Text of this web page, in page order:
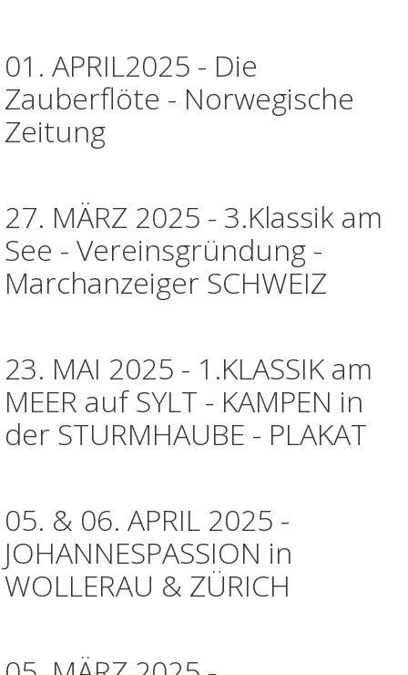
01. APRIL2025 - Die
Zauberflöte - Norwegische
Zeitung
27. MÄRZ 2025 - 3.Klassik am
See - Vereinsgründung -
Marchanzeiger SCHWEIZ
23. MAI 2025 - 1.KLASSIK am
MEER auf SYLT - KAMPEN in
der STURMHAUBE - PLAKAT
05. & 06. APRIL 2025 -
JOHANNESPASSION in
WOLLERAU & ZÜRICH